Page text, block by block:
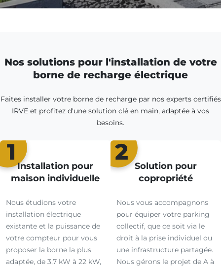
Nos solutions pour l'installation de votre
borne de recharge électrique
Faites installer votre borne de recharge par nos experts certifiés
IRVE et profitez d'une solution clé en main, adaptée à vos
besoins.
1
Installation pour
maison individuelle
Nous étudions votre
installation électrique
existante et la puissance de
votre compteur pour vous
proposer la borne la plus
adaptée, de 3,7 kW à 22 kW,
2
Solution pour
copropriété
Nous vous accompagnons
pour équiper votre parking
collectif, que ce soit via le
droit à la prise individuel ou
une infrastructure partagée.
Nous gérons le projet de A à